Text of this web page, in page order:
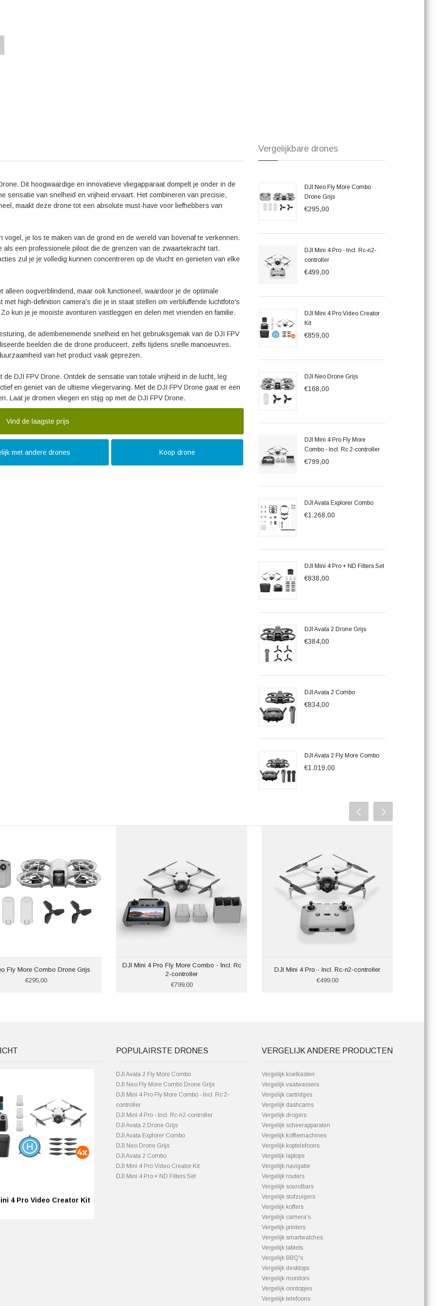
Dit hoogwaardige en innovatieve vliegapparaat dompelt je onder in de
sensatie van snelheid en vrijheid ervaart. Het combineren van precisie,
maakt deze drone tot een absolute must-have voor liefhebbers van
je los te maken van de grond en de wereld van bovenaf te verkennen.
een professionele piloot die de grenzen van de zwaartekracht tart.
zul je je volledig kunnen concentreren op de vlucht en genieten van elke
oogverblindend, maar ook functioneel, waardoor je de optimale
high-definition camera's die je in staat stellen om verbluffende luchtfoto's
kun je je mooiste avonturen vastleggen en delen met vrienden en familie.
de adembenemende snelheid en het gebruiksgemak van de DJI FPV
beelden die de drone produceert, zelfs tijdens snelle manoeuvres.
van het product vaak geprezen.
DJI FPV Drone. Ontdek de sensatie van totale vrijheid in de lucht, leg
en geniet van de ultieme vliegervaring. Met de DJI FPV Drone gaat er een
Laat je dromen vliegen en stijg op met de DJI FPV Drone.
Vind de laagste prijs
met andere drones Koop drone
Vergelijkbare drones
DJI Neo Fly More Combo
Drone Grijs
€295,00
DJI Mini 4 Pro - Incl. Rc-n2-
controller
€499,00
DJI Mini 4 Pro Video Creator
Kit
€859,00
DJI Neo Drone Grijs
€168,00
DJI Mini 4 Pro Fly More
Combo - Incl. Rc 2-controller
€799,00
DJI Avata Explorer Combo
€1.268,00
DJI Mini 4 Pro + ND Filters Set
€838,00
DJI Avata 2 Drone Grijs
€384,00
DJI Avata 2 Combo
€834,00
DJI Avata 2 Fly More Combo
€1.019,00
Fly More Combo Drone Grijs
€295,00
DJI Mini 4 Pro Fly More Combo - Incl. Rc
2-controller
€799,00
DJI Mini 4 Pro - Incl. Rc-n2-controller
€499,00
4 Pro Video Creator Kit
POPULAIRSTE DRONES
DJI Avata 2 Fly More Combo
DJI Neo Fly More Combo Drone Grijs
DJI Mini 4 Pro Fly More Combo - Incl. Rc 2-
controller
DJI Mini 4 Pro - Incl. Rc-n2-controller
DJI Avata 2 Drone Grijs
DJI Avata Explorer Combo
DJI Neo Drone Grijs
DJI Avata 2 Combo
DJI Mini 4 Pro Video Creator Kit
DJI Mini 4 Pro + ND Filters Set
VERGELIJK ANDERE PRODUCTEN
Vergelijk koelkasten
Vergelijk vaatwassers
Vergelijk cartridges
Vergelijk dashcams
Vergelijk drogers
Vergelijk scheerapparaten
Vergelijk koffiemachines
Vergelijk koptelefoons
Vergelijk laptops
Vergelijk navigatie
Vergelijk routers
Vergelijk soundbars
Vergelijk stofzuigers
Vergelijk koffers
Vergelijk camera's
Vergelijk printers
Vergelijk smartwatches
Vergelijk tablets
Vergelijk BBQ's
Vergelijk desktops
Vergelijk monitors
Vergelijk oordopjes
Vergelijk telefoons